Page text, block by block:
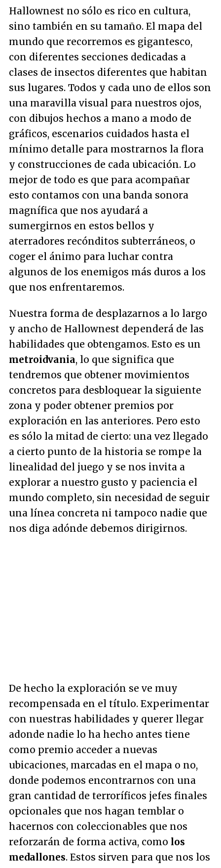
Hallownest no sólo es rico en cultura,
sino también en su tamaño. El mapa del
mundo que recorremos es gigantesco,
con diferentes secciones dedicadas a
clases de insectos diferentes que habitan
sus lugares. Todos y cada uno de ellos son
una maravilla visual para nuestros ojos,
con dibujos hechos a mano a modo de
gráficos, escenarios cuidados hasta el
mínimo detalle para mostrarnos la flora
y construcciones de cada ubicación. Lo
mejor de todo es que para acompañar
esto contamos con una banda sonora
magnífica que nos ayudará a
sumergirnos en estos bellos y
aterradores recónditos subterráneos, o
coger el ánimo para luchar contra
algunos de los enemigos más duros a los
que nos enfrentaremos.
Nuestra forma de desplazarnos a lo largo
y ancho de Hallownest dependerá de las
habilidades que obtengamos. Esto es un
metroidvania, lo que significa que
tendremos que obtener movimientos
concretos para desbloquear la siguiente
zona y poder obtener premios por
exploración en las anteriores. Pero esto
es sólo la mitad de cierto: una vez llegado
a cierto punto de la historia se rompe la
linealidad del juego y se nos invita a
explorar a nuestro gusto y paciencia el
mundo completo, sin necesidad de seguir
una línea concreta ni tampoco nadie que
nos diga adónde debemos dirigirnos.
De hecho la exploración se ve muy
recompensada en el título. Experimentar
con nuestras habilidades y querer llegar
adonde nadie lo ha hecho antes tiene
como premio acceder a nuevas
ubicaciones, marcadas en el mapa o no,
donde podemos encontrarnos con una
gran cantidad de terroríficos jefes finales
opcionales que nos hagan temblar o
hacernos con coleccionables que nos
reforzarán de forma activa, como los
medallones. Estos sirven para que nos los